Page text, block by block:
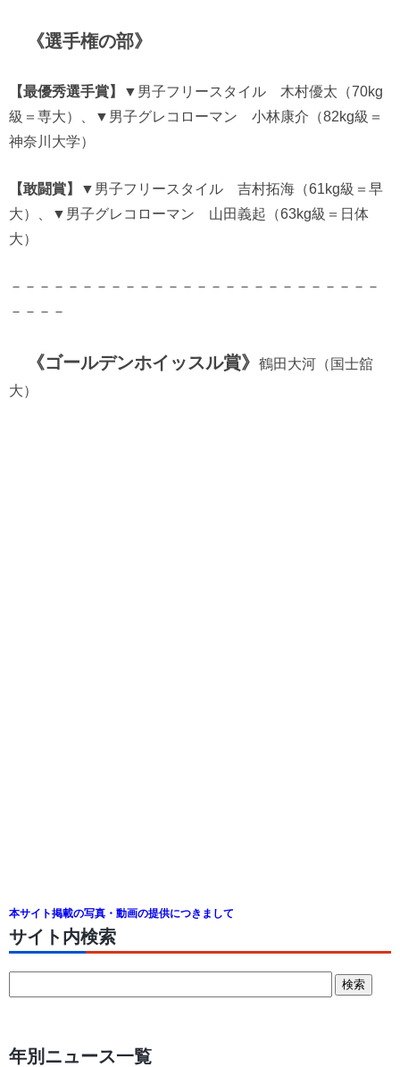
《選手権の部》
【最優秀選手賞】
▼男子フリースタイル 木村優太（70kg
級＝専大）、▼男子グレコローマン 小林康介（82kg級＝
神奈川大学）
【敢闘賞】
▼男子フリースタイル 吉村拓海（61kg級＝早
大）、▼男子グレコローマン 山田義起（63kg級＝日体
大）
－－－－－－－－－－－－－－－－－－－－－－－－－－
－－－－
《ゴールデンホイッスル賞》 鶴田大河（国士舘
大）
本サイト掲載の写真・動画の提供につきまして
サイト内検索
年別ニュース一覧